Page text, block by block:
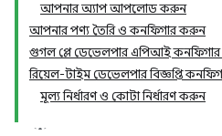
আপনার অ্যাপ আপলোড করুন
আপনার পণ্য তৈরি ও কনফিগার করুন
গুগল প্লে ডেভেলপার এপিআই
রিয়েল-টাইম ডেভেলপার বিজ্ঞপ্তি
মূল্য নির্ধারণ ও কোটা নির্ধারণ করুন